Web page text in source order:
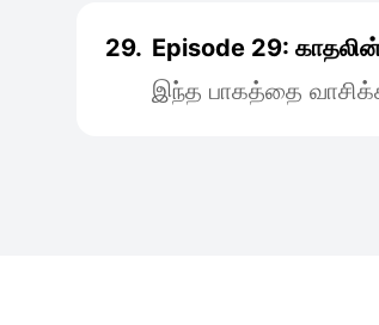
29. Episode 29:
இந்த பாகத்தை